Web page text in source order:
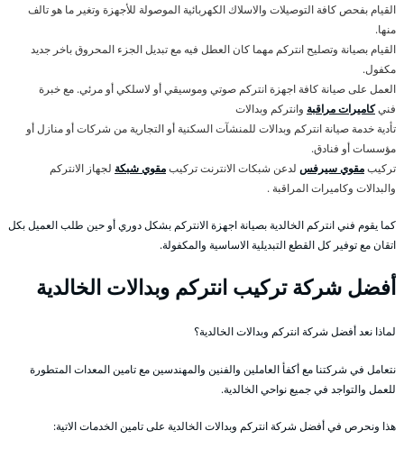
القيام بفحص كافة التوصيلات والاسلاك الكهربائية الموصولة للأجهزة وتغير ما هو تالف
منها.
القيام بصيانة وتصليح انتركم مهما كان العطل فيه مع تبديل الجزء المحروق باخر جديد
مكفول.
العمل على صيانة كافة اجهزة انتركم صوتي وموسيقي أو لاسلكي أو مرئي. مع خبرة
فنيكاميرات مراقبة وانتركم وبدالات
تأدية خدمة صيانة انتركم وبدالات للمنشآت السكنية أو التجارية من شركات أو منازل أو
مؤسسات أو فنادق.
تركيبمقوي سيرفس لدعن شبكات الانترنت تركيبمقوي شبكة لجهاز الانتركم
والبدالات وكاميرات المراقبة .
كما يقوم فني انتركم الخالدية بصيانة اجهزة الانتركم بشكل دوري أو حين طلب العميل بكل
اتقان مع توفير كل القطع التبديلية الاساسية والمكفولة.
أفضل شركة تركيب انتركم وبدالات الخالدية
لماذا نعد أفضل شركة انتركم وبدالات الخالدية؟
نتعامل في شركتنا مع أكفأ العاملين والفنين والمهندسين مع تامين المعدات المتطورة
للعمل والتواجد في جميع نواحي الخالدية.
هذا ونحرص في أفضل شركة انتركم وبدالات الخالدية على تامين الخدمات الاتية: